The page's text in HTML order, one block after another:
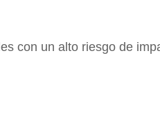
con un alto riesgo de